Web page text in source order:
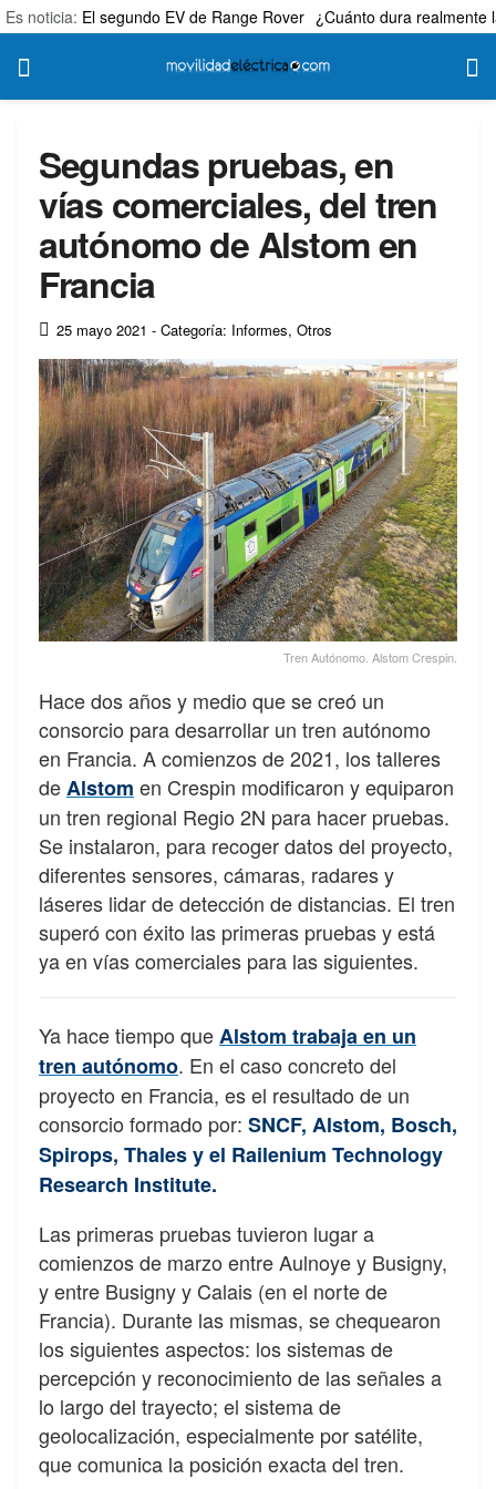
Es noticia: El segundo EV de Range Rover ¿Cuánto dura realmente
Segundas pruebas, en
vías comerciales, del tren
autónomo de Alstom en
Francia
25 mayo 2021 - Categoría: Informes, Otros
Tren Autónomo. Alstom Crespin.
Hace dos años y medio que se creó un
consorcio para desarrollar un tren autónomo
en Francia. A comienzos de 2021, los talleres
deAlstom en Crespin modificaron y equiparon
un tren regional Regio 2N para hacer pruebas.
Se instalaron, para recoger datos del proyecto,
diferentes sensores, cámaras, radares y
láseres lidar de detección de distancias. El tren
superó con éxito las primeras pruebas y está
ya en vías comerciales para las siguientes.
Ya hace tiempo queAlstom trabaja en un
tren autónomo. En el caso concreto del
proyecto en Francia, es el resultado de un
consorcio formado por: SNCF, Alstom, Bosch,
Spirops, Thales y el Railenium Technology
Research Institute.
Las primeras pruebas tuvieron lugar a
comienzos de marzo entre Aulnoye y Busigny,
y entre Busigny y Calais (en el norte de
Francia). Durante las mismas, se chequearon
los siguientes aspectos: los sistemas de
percepción y reconocimiento de las señales a
lo largo del trayecto; el sistema de
geolocalización, especialmente por satélite,
que comunica la posición exacta del tren.